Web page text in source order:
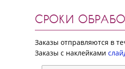
СРОКИ
Заказы отправляются в
Заказы с наклейками